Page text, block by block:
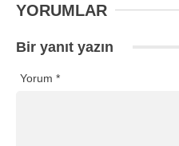
YORUMLAR
Bir yanıt yazın
Yorum *